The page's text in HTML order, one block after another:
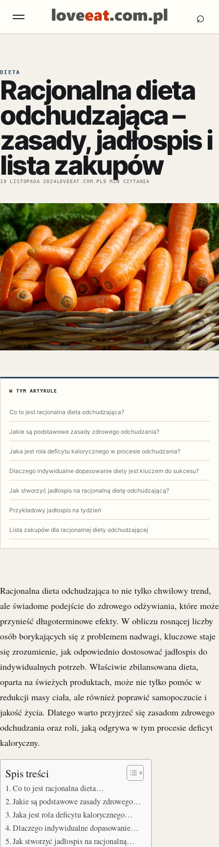
Otwórz menu ⌕
DIETA
Racjonalna dieta
odchudzająca –
zasady, jadłospis i
lista zakupów
19 LISTOPADA 2024LOVEEAT.COM.PL 9 MIN CZYTANIA
W TYM ARTYKULE
Co to jest racjonalna dieta odchudzająca?
Jakie są podstawowe zasady zdrowego odchudzania?
Jaka jest rola deficytu kalorycznego w procesie odchudzania?
Dlaczego indywidualne dopasowanie diety jest kluczem do sukcesu?
Jak stworzyć jadłospis na racjonalną dietę odchudzającą?
Przykładowy jadłospis na tydzień
Lista zakupów dla racjonalnej diety odchudzającej
Racjonalna dieta odchudzająca to nie tylko chwilowy trend,
ale świadome podejście do zdrowego odżywiania, które może
przynieść długoterminowe efekty. W obliczu rosnącej liczby
osób borykających się z problemem nadwagi, kluczowe staje
się zrozumienie, jak odpowiednio dostosować jadłospis do
indywidualnych potrzeb. Właściwie zbilansowana dieta,
oparta na świeżych produktach, może nie tylko pomóc w
redukcji masy ciała, ale również poprawić samopoczucie i
jakość życia. Dlatego warto przyjrzeć się zasadom zdrowego
odchudzania oraz roli, jaką odgrywa w tym procesie deficyt
kaloryczny.
Spis treści
Co to jest racjonalna dieta…
Jakie są podstawowe zasady zdrowego…
Jaka jest rola deficytu kalorycznego…
Dlaczego indywidualne dopasowanie…
Jak stworzyć jadłospis na racjonalną…